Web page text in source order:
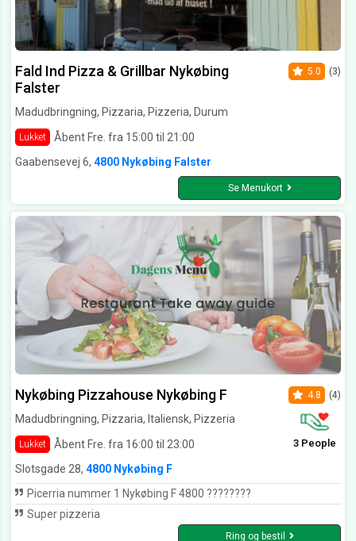
Fald Ind Pizza & Grillbar Nykøbing
Falster
Madudbringning, Pizzaria, Pizzeria, Durum
Lukket Åbent Fre. fra 15:00 til 21:00
5.0 (3)
Gaabensevej 6, 4800 Nykøbing Falster
Se Menukort
Nykøbing Pizzahouse Nykøbing F
Madudbringning, Pizzaria, Italiensk, Pizzeria
Lukket Åbent Fre. fra 16:00 til 23:00
4.8 (4)
3 People
Slotsgade 28, 4800 Nykøbing F
Picerria nummer 1 Nykøbing F 4800 ????????
Super pizzeria
Ring og bestil